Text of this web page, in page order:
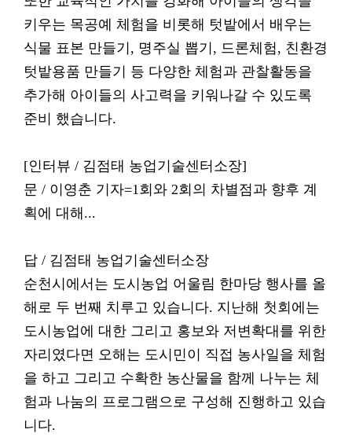
키우는 목공예 체험을 비롯해 텃밭에서 배우는
식물 표본 만들기, 명주실 뽑기, 드론체험, 친환경
텃밭용품 만들기 등 다양한 체험과 관찰활동을
추가해 아이들의 사고력을 키워나갈 수 있도록
준비 했습니다.
[인터뷰 / 김점태 농업기술센터소장]
문 / 이영춘 기자=1회와 2회의 차별점과 향후 계
획에 대해...
답 / 김점태 농업기술센터소장
순천시에서는 도시농업 어울림 한마당 행사를 올
해로 두 번째 치루고 있습니다. 지난해 첫회에는
도시농업에 대한 그리고 홍보와 저변확대를 위한
자리였다면 오해는 도시민이 직접 농사일을 체험
을 하고 그리고 수확한 농산물을 함께 나누는 체
험과 나눔의 프로그램으로 구성해 진행하고 있습
니다.